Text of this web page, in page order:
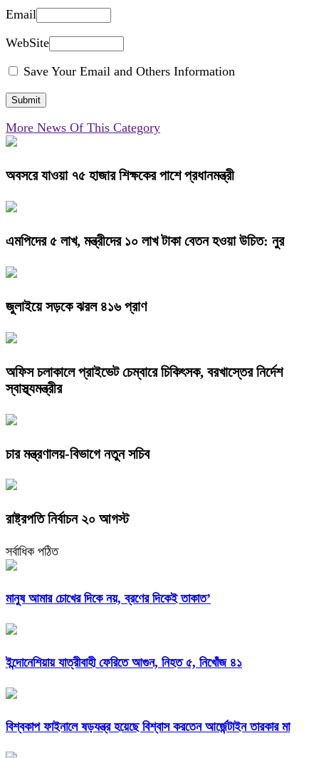
Email
WebSite
Save Your Email and Others Information
More News Of This Category
অবসরে যাওয়া ৭৫ হাজার শিক্ষকের পাশে প্রধানমন্ত্রী
এমপিদের ৫ লাখ, মন্ত্রীদের ১০ লাখ টাকা বেতন হওয়া উচিত: নুর
জুলাইয়ে সড়কে ঝরল ৪১৬ প্রাণ
অফিস চলাকালে প্রাইভেট চেম্বারে চিকিৎসক, বরখাস্তের নির্দেশ
স্বাস্থ্যমন্ত্রীর
চার মন্ত্রণালয়-বিভাগে নতুন সচিব
রাষ্ট্রপতি নির্বাচন ২০ আগস্ট
সর্বাধিক পঠিত
মানুষ আমার চোখের দিকে নয়, ব্রণের দিকেই তাকাত’
ইন্দোনেশিয়ায় যাত্রীবাহী ফেরিতে আগুন, নিহত ৫, নিখোঁজ ৪১
বিশ্বকাপ ফাইনালে ষড়যন্ত্র হয়েছে বিশ্বাস করতেন আর্জেন্টাইন তারকার মা